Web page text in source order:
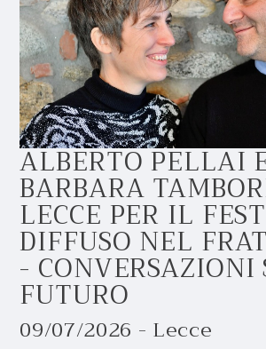
ALBERTO PELLAI
BARBARA
LECCE PER IL
DIFFUSO NEL
- CONVERSAZIONI
FUTURO
09/07/2026 - Lecce